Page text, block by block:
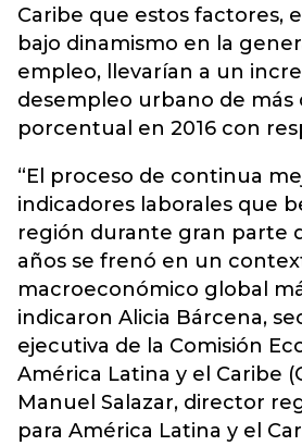
Caribe que estos factores,
bajo dinamismo en la
empleo, llevarían a un
desempleo urbano de
porcentual en 2016 con
“El proceso de continua
indicadores laborales que
región durante gran parte
años se frenó en un
macroeconómico global
indicaron Alicia Bárcena,
ejecutiva de la Comisión
América Latina y el Caribe
Manuel Salazar, director
para América Latina y el